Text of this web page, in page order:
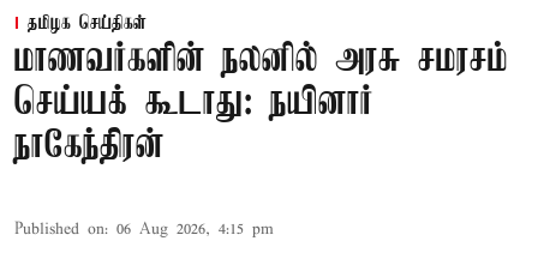
தமிழக செய்திகள்
மாணவர்களின் நலனில் அரசு சமரசம்
செய்யக் கூடாது: நயினார்
நாகேந்திரன்
Published on: 06 Aug 2026, 4:15 pm